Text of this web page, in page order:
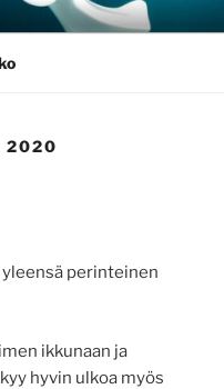
2020
perinteinen
ikkunaan ja
hyvin ulkoa myös